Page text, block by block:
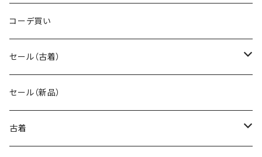
コーデ買い
セール（古着）
古着 秋冬コレクション
古着 春夏コレクション
セール（新品）
古着